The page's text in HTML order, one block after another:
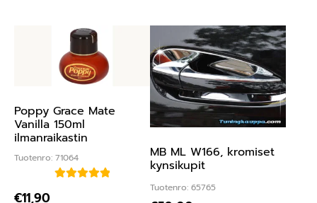
Poppy Grace Mate
Vanilla 150ml
ilmanraikastin
Tuotenro: 71064
€11,90
MB ML W166, kromiset
kynsikupit
Tuotenro: 65765